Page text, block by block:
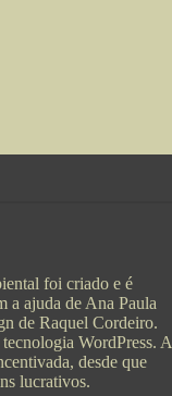
foi criado e é
a ajuda de Ana Paula
de Raquel Cordeiro.
WordPress. A
desde que
lucrativos.